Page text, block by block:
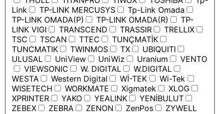
Link
TP-LINK MERCUSYS
Tp-Link Omada
TP-LINK OMADA(P)
TP-LINK OMADA(R)
TP-
LINK VIGI
TRANSCEND TRASSIR
TRELLIX
TSC
TSCAN TTEC
TUNÇMATİK
TUNCMATIK
TWINMOS TX
UBIQUITI
ULUSAL
UniView UniWiz Uranium
VENTO
VIEWSONIC
W. DIGITAL
W.DIGITAL
WESTA
Western Digital Wİ-TEK
Wi-Tek
WISETECH
WORKMATE Xigmatek
XLOG
XPRINTER
YAKO YEALINK
YENİBULUT
ZEBEX
ZEBRA ZENON ZenPos ZYWELL